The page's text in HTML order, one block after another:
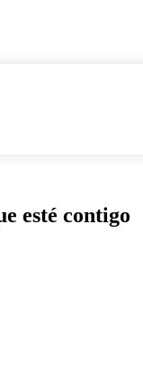
esté contigo